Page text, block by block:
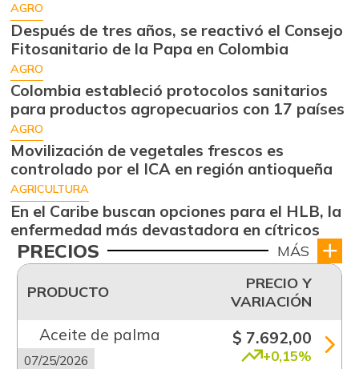
AGRO
Después de tres años, se reactivó el Consejo
Fitosanitario de la Papa en Colombia
AGRO
Colombia estableció protocolos sanitarios
para productos agropecuarios con 17 países
AGRO
Movilización de vegetales frescos es
controlado por el ICA en región antioqueña
AGRICULTURA
En el Caribe buscan opciones para el HLB, la
enfermedad más devastadora en cítricos
PRECIOS MÁS
PRODUCTO
PRECIO Y
VARIACIÓN
Aceite de palma
07/25/2026
$ 7.692,00
+0,15%